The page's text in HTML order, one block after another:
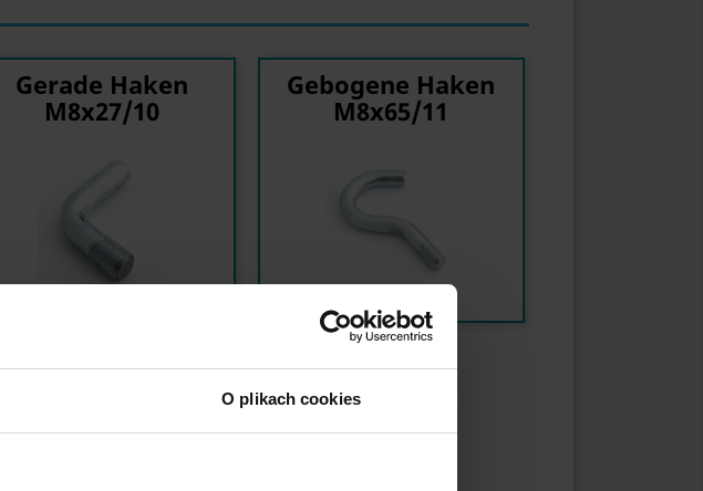
O plikach cookies
Gerade Haken
M8x27/10
Gebogene Haken
M8x65/11